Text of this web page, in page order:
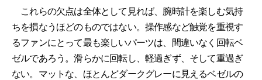
これらの欠点は全体として見れば、腕時計を楽しむ気持
ちを損なうほどのものではない。操作感など触覚を重視す
るファンにとって最も楽しいパーツは、間違いなく回転ベ
ゼルであろう。滑らかに回転し、軽過ぎず、そして重過ぎ
ない。マットな、ほとんどダークグレーに見えるベゼルの